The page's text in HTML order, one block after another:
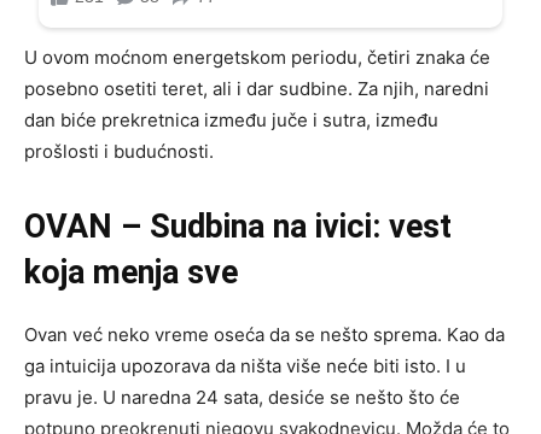
U ovom moćnom energetskom periodu, četiri znaka će
posebno osetiti teret, ali i dar sudbine. Za njih, naredni
dan biće prekretnica između juče i sutra, između
prošlosti i budućnosti.
OVAN – Sudbina na ivici: vest
koja menja sve
Ovan već neko vreme oseća da se nešto sprema. Kao da
ga intuicija upozorava da ništa više neće biti isto. I u
pravu je. U naredna 24 sata, desiće se nešto što će
potpuno preokrenuti njegovu svakodnevicu. Možda će to